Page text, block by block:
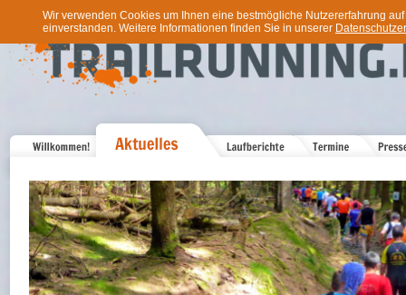
Wir verwenden Cookies um Ihnen eine bestmögliche Nutzererfahrung
einverstanden. Weitere Informationen finden Sie in unserer